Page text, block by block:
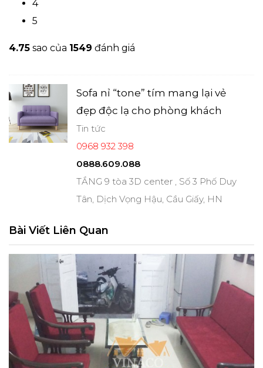
4
5
4.75 sao của 1549 đánh giá
Sofa nỉ “tone” tím mang lại vẻ
đẹp độc lạ cho phòng khách
Tin tức
0968 932 398
0888.609.088
TẦNG 9 tòa 3D center , Số 3 Phố Duy
Tân, Dịch Vọng Hậu, Cầu Giấy, HN
Bài Viết Liên Quan